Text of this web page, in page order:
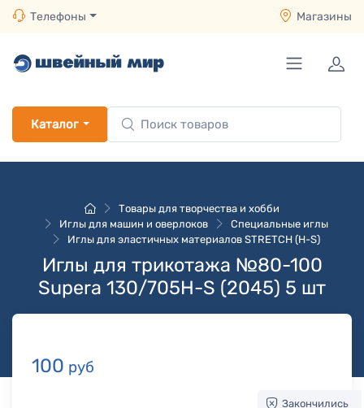
Телефоны Магазины
Каталог
Товары для творчества и хобби
Иглы для машин и оверлоков
Специальные иглы
Иглы для эластичных материалов STRETCH (H-S)
Иглы для трикотажа №80-100
Supera 130/705H-S (2045) 5 шт
100 руб
Закончились